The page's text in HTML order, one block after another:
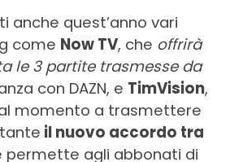
anche quest’anno vari
come Now TV, che offrirà
le 3 partite trasmesse da
con DAZN, e TimVision,
momento a trasmettere
il nuovo accordo tra
permette agli abbonati di